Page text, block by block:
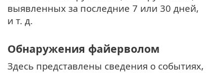
выявленных за последние 7 или 30 дней,
и т. д.
Обнаружения файерволом
Здесь представлены сведения о событиях,